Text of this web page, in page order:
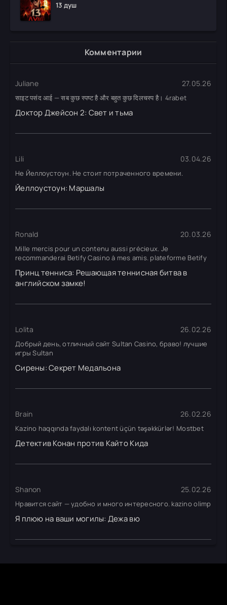
13 душ
Комментарии
Juliane 27.05.26
साइट पसंद आई — सब कुछ स्पष्ट है और बहुत कुछ दिलचस्प है। 4rabet
Доктор Джейсон 2: Свет и тьма
Lili 03.04.26
Не Йеллоустоун. Не стоит потраченного времени.
Йеллоустоун: Маршалы
Ronald 20.03.26
Mille mercis pour un contenu aussi précieux. Je
recommanderai Betify Casino à mes amis. plateforme Betify
Принц тенниса: Решающая теннисная битва в
английском замке!
Lolita 26.02.26
Добрый день, отличный сайт Sultan Casino, браво! лучшие
игры Sultan
Сирены: Секрет Медальона
Brain 26.02.26
Kazino haqqında faydalı kontent üçün təşəkkürlər! Mostbet
Детектив Конан против Кайто Кида
Shanon 25.02.26
Нравится сайт — удобно и много интересного. kazino olimp
Я плюю на ваши могилы: Дежа вю